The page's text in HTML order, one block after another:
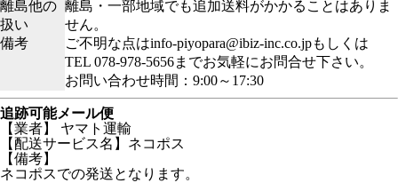
離島他の
扱い
離島・一部地域でも追加送料がかかることはありま
せん。
備考
ご不明な点はinfo-piyopara@ibiz-inc.co.jpもしくは
TEL 078-978-5656までお気軽にお問合せ下さい。
お問い合わせ時間：9:00～17:30
追跡可能メール便
【業者】 ヤマト運輸
【配送サービス名】ネコポス
【備考】
ネコポスでの発送となります。